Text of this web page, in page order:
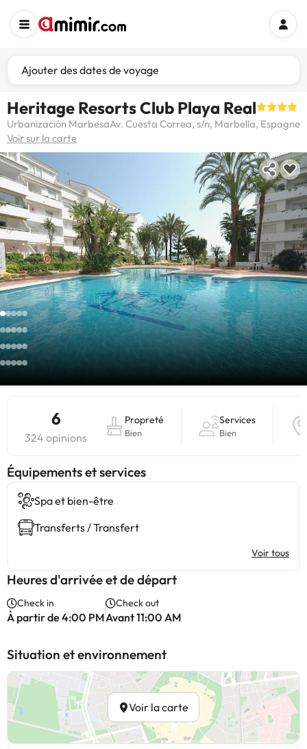
Ajouter des dates de voyage
Heritage Resorts Club Playa Real
Urbanización MarbesaAv. Cuesta Correa, s/n, Marbella, Espagne
Voir sur la carte
6
324 opinions
Propreté
Bien
Services
Bien
​Équipements et services
Spa et bien-être
Transferts / Transfert
Voir tous
Heures d'arrivée et de départ
Check in
À partir de 4:00 PM
Check out
Avant 11:00 AM
Situation et environnement
Voir la carte